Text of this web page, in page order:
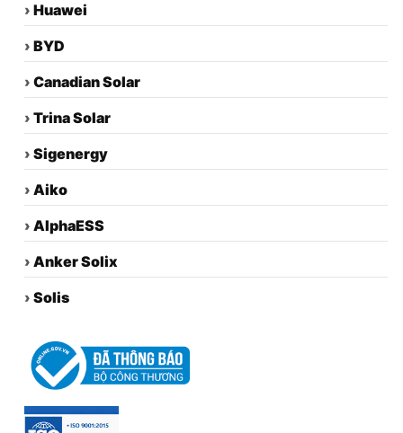
› Huawei
› BYD
› Canadian Solar
› Trina Solar
› Sigenergy
› Aiko
› AlphaESS
› Anker Solix
› Solis